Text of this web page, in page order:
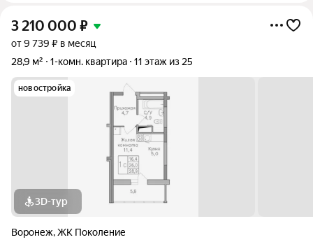
3 210 000 ₽
от 9 739 ₽ в месяц
28,9 м²
1-комн. квартира 11 этаж из 25
новостройка
3D-тур
Воронеж,ЖК Поколение